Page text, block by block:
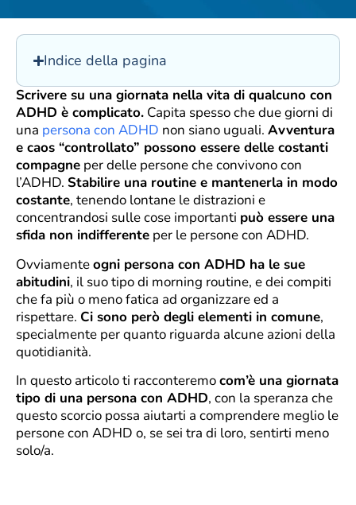
Indice della pagina
Scrivere su una giornata nella vita di qualcuno con
ADHD è complicato. Capita spesso che due giorni di
una persona con ADHD non siano uguali. Avventura
e caos “controllato” possono essere delle costanti
compagne per delle persone che convivono con
l’ADHD. Stabilire una routine e mantenerla in modo
costante, tenendo lontane le distrazioni e
concentrandosi sulle cose importanti può essere una
sfida non indifferente per le persone con ADHD.
Ovviamenteogni persona con ADHD ha le sue
abitudini, il suo tipo di morning routine, e dei compiti
che fa più o meno fatica ad organizzare ed a
rispettare. Ci sono però degli elementi in comune,
specialmente per quanto riguarda alcune azioni della
quotidianità.
In questo articolo ti racconteremocom’è una giornata
tipo di una persona con ADHD, con la speranza che
questo scorcio possa aiutarti a comprendere meglio le
persone con ADHD o, se sei tra di loro, sentirti meno
solo/a.